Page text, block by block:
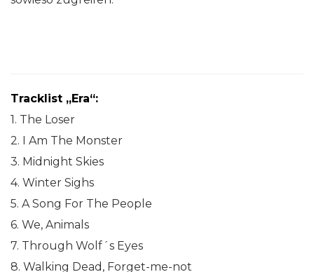
Tracklist „Era“:
1. The Loser
2. I Am The Monster
3. Midnight Skies
4. Winter Sighs
5. A Song For The People
6. We, Animals
7. Through Wolf´s Eyes
8. Walking Dead, Forget-me-not